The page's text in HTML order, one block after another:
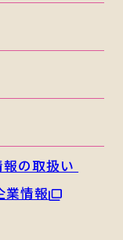
の取扱い
業情報